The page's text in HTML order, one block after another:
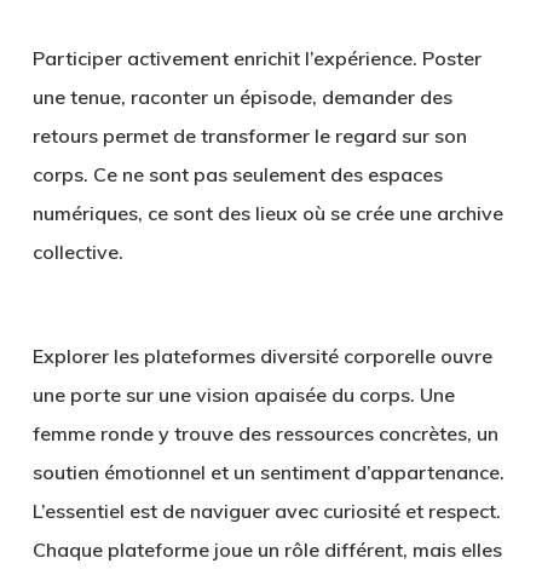
Participer activement enrichit l’expérience. Poster
une tenue, raconter un épisode, demander des
retours permet de transformer le regard sur son
corps. Ce ne sont pas seulement des espaces
numériques, ce sont des lieux où se crée une archive
collective.
Explorer les plateformes diversité corporelle ouvre
une porte sur une vision apaisée du corps. Une
femme ronde y trouve des ressources concrètes, un
soutien émotionnel et un sentiment d’appartenance.
L’essentiel est de naviguer avec curiosité et respect.
Chaque plateforme joue un rôle différent, mais elles